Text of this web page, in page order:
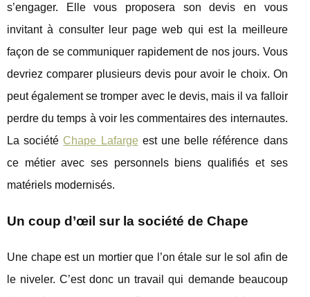
s’engager. Elle vous proposera son devis en vous
invitant à consulter leur page web qui est la meilleure
façon de se communiquer rapidement de nos jours. Vous
devriez comparer plusieurs devis pour avoir le choix. On
peut également se tromper avec le devis, mais il va falloir
perdre du temps à voir les commentaires des internautes.
La société Chape Lafargeest une belle référence dans
ce métier avec ses personnels biens qualifiés et ses
matériels modernisés.
Un coup d’œil sur la société de Chape
Une chape est un mortier que l’on étale sur le sol afin de
le niveler. C’est donc un travail qui demande beaucoup